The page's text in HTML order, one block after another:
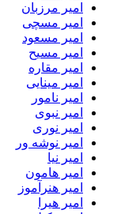
امیر مرزبان
امیر مسچی
امیر مسعود
امیر مسیح
امیر مقاره
امیر مینایی
امیر نامور
امیر نبوی
امیر نوری
امیر نوشه ور
امیر نیا
امیر هامون
امیر هنرآموز
امیر هیرا